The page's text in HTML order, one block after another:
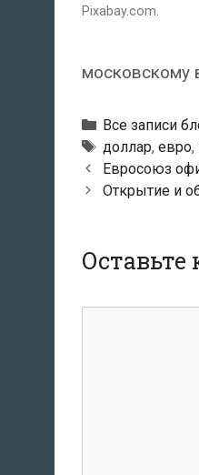
Pixabay.com.
московскому
Рубрики
Все записи
Тэги
доллар, евро,
Навигация
по
Евросоюз
Открытие и